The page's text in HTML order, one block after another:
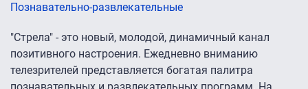
Познавательно-развлекательные
"Стрела" - это новый, молодой, динамичный канал
позитивного настроения. Ежедневно вниманию
телезрителей представляется богатая палитра